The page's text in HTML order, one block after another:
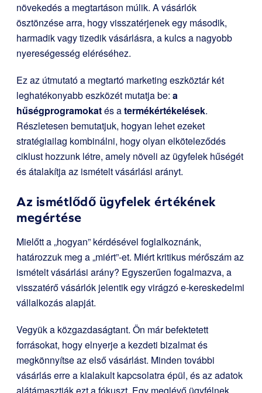
növekedés a megtartáson múlik. A vásárlók
ösztönzése arra, hogy visszatérjenek egy második,
harmadik vagy tizedik vásárlásra, a kulcs a nagyobb
nyereségesség eléréséhez.
Ez az útmutató a megtartó marketing eszköztár két
leghatékonyabb eszközét mutatja be: a
hűségprogramokatés atermékértékelések.
Részletesen bemutatjuk, hogyan lehet ezeket
stratégiailag kombinálni, hogy olyan elköteleződés
ciklust hozzunk létre, amely növeli az ügyfelek hűségét
és átalakítja az ismételt vásárlási arányt.
Az ismétlődő ügyfelek értékének
megértése
Mielőtt a „hogyan” kérdésével foglalkoznánk,
határozzuk meg a „miért”-et. Miért kritikus mérőszám az
ismételt vásárlási arány? Egyszerűen fogalmazva, a
visszatérő vásárlók jelentik egy virágzó e-kereskedelmi
vállalkozás alapját.
Vegyük a közgazdaságtant. Ön már befektetett
forrásokat, hogy elnyerje a kezdeti bizalmat és
megkönnyítse az első vásárlást. Minden további
vásárlás erre a kialakult kapcsolatra épül, és az adatok